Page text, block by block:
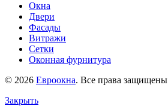
Окна
Двери
Фасады
Витражи
Сетки
Оконная фурнитура
© 2026 Евроокна. Все права защищены
Закрыть